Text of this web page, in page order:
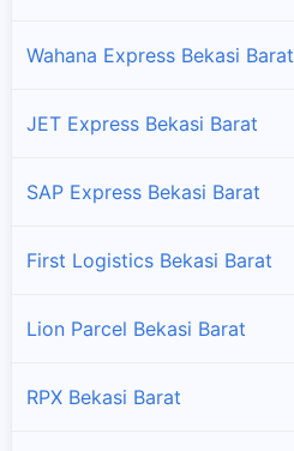
Wahana Express Bekasi Barat
JET Express Bekasi Barat
SAP Express Bekasi Barat
First Logistics Bekasi Barat
Lion Parcel Bekasi Barat
RPX Bekasi Barat